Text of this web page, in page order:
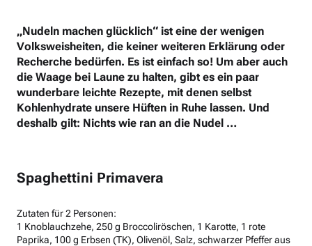
„Nudeln machen glücklich“ ist eine der wenigen
Volksweisheiten, die keiner weiteren Erklärung oder
Recherche bedürfen. Es ist einfach so! Um aber auch
die Waage bei Laune zu halten, gibt es ein paar
wunderbare leichte Rezepte, mit denen selbst
Kohlenhydrate unsere Hüften in Ruhe lassen. Und
deshalb gilt: Nichts wie ran an die Nudel …
Spaghettini Primavera
Zutaten für 2 Personen:
1 Knoblauchzehe, 250 g Broccoliröschen, 1 Karotte, 1 rote
Paprika, 100 g Erbsen (TK), Olivenöl, Salz, schwarzer Pfeffer aus